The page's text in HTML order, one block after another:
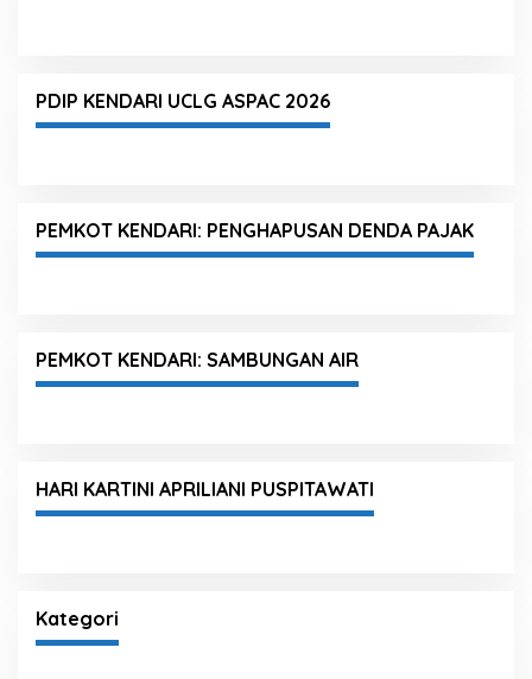
PDIP KENDARI UCLG ASPAC 2026
PEMKOT KENDARI: PENGHAPUSAN DENDA PAJAK
PEMKOT KENDARI: SAMBUNGAN AIR
HARI KARTINI APRILIANI PUSPITAWATI
Kategori